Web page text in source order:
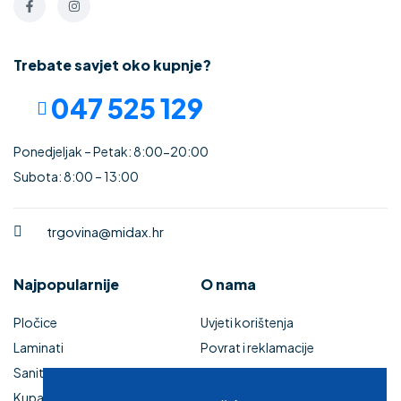
Trebate savjet oko kupnje?
047 525 129
Ponedjeljak – Petak: 8:00-20:00
Subota: 8:00 – 13:00
trgovina@midax.hr
Najpopularnije
Pločice
Laminati
Sanitarije
Kupaonski namještaj
O nama
Uvjeti korištenja
Povrat i reklamacije
Izjava o sigurnosti online
plaćanja